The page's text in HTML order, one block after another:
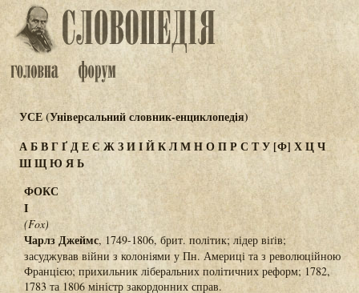
УСЕ (Універсальний словник-енциклопедія)
АБВГҐДЕЄ ЖЗИІЙКЛМНОПРС ТУ[Ф] ХЦЧ
ШЩЮЯЬ
ФОКС
I
(Fox)
Чарлз Джеймс, 1749-1806, брит. політик; лідер віґів;
засуджував війни з колоніями у Пн. Америці та з революційною
Францією; прихильник ліберальних політичних реформ; 1782,
1783 та 1806 міністр закордонних справ.